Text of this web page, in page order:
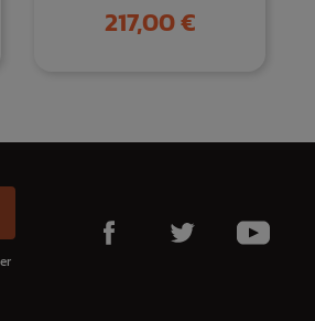
Prix
217,00 €